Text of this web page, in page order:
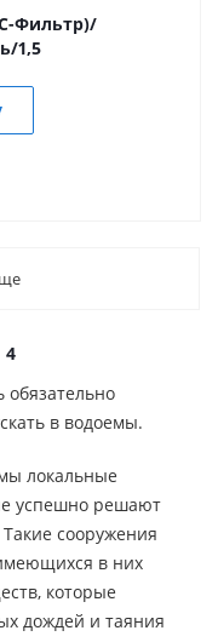
Фильтр)/
1,5
4
в водоемы.
локальные
успешно решают
сооружения
в них
которые
дождей и таяния